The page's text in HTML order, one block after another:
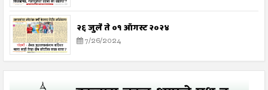
२६ जुलै ते ०१ ऑगस्ट २०२४
7/26/2024